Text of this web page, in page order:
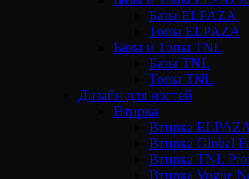
Базы ELPAZA
Топы ELPAZA
Базы и Топы TNL
Базы TNL
Топы TNL
Дизайн для ногтей
Втирка
Втирка ELPAZA
Втирка Global
Втирка TNL
Втирка Vogue